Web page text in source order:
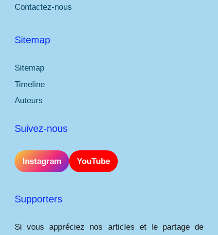
Contactez-nous
Sitemap
Sitemap
Timeline
Auteurs
Suivez-nous
Instagram YouTube
Supporters
Si vous appréciez nos articles et le partage de